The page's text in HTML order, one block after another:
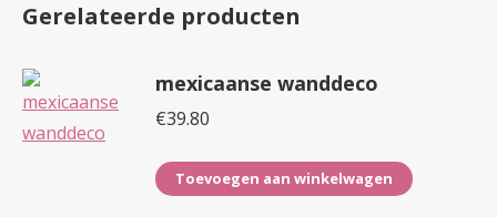
Gerelateerde producten
mexicaanse wanddeco
€39.80
Toevoegen aan winkelwagen